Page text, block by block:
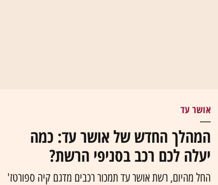
אושר עד
המהלך החדש של אושר עד: כמה
יעלה לכם רכב בסניפי הרשת?
החל מהיום, רשת אושר עד תמכור רכבים מדגם קיה ספורטז'